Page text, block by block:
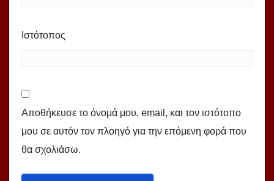
Ιστότοπος
Αποθήκευσε το όνομά μου, email, και τον ιστότοπο
μου σε αυτόν τον πλοηγό για την επόμενη φορά που
θα σχολιάσω.